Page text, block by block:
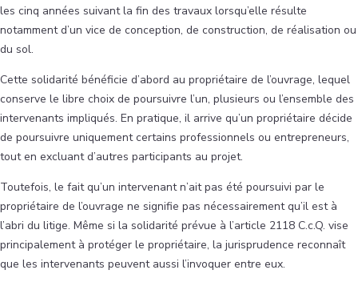
les cinq années suivant la fin des travaux lorsqu’elle résulte
notamment d’un vice de conception, de construction, de réalisation ou
du sol.
Cette solidarité bénéficie d’abord au propriétaire de l’ouvrage, lequel
conserve le libre choix de poursuivre l’un, plusieurs ou l’ensemble des
intervenants impliqués. En pratique, il arrive qu’un propriétaire décide
de poursuivre uniquement certains professionnels ou entrepreneurs,
tout en excluant d’autres participants au projet.
Toutefois, le fait qu’un intervenant n’ait pas été poursuivi par le
propriétaire de l’ouvrage ne signifie pas nécessairement qu’il est à
l’abri du litige. Même si la solidarité prévue à l’article 2118 C.c.Q. vise
principalement à protéger le propriétaire, la jurisprudence reconnaît
que les intervenants peuvent aussi l’invoquer entre eux.